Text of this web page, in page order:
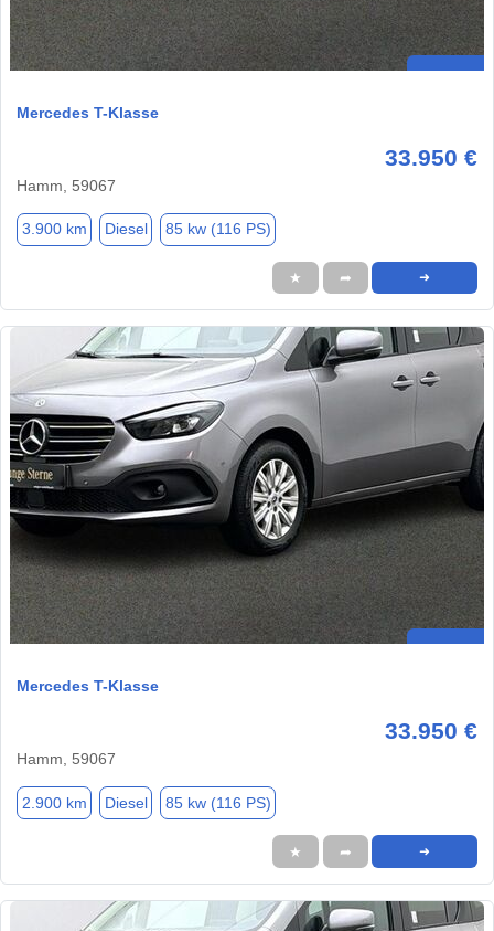
Mercedes T-Klasse
33.950 €
Hamm, 59067
3.900 km Diesel 85 kw (116 PS)
★ ➦ ➜
Mercedes T-Klasse
33.950 €
Hamm, 59067
2.900 km Diesel 85 kw (116 PS)
★ ➦ ➜